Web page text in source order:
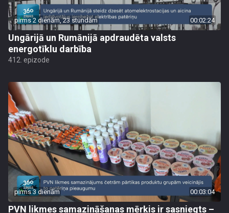
pirms 2 dienām, 23 stundām 00:02:24
Ungārijā un Rumānijā apdraudēta valsts
energotīklu darbība
412. epizode
pirms 3 dienām 00:03:04
PVN likmes samazināšanas mērķis ir sasniegts –